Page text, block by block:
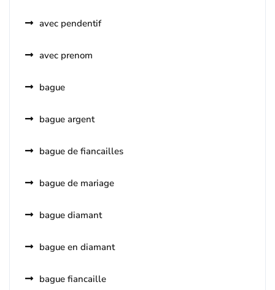
avec pendentif
avec prenom
bague
bague argent
bague de fiancailles
bague de mariage
bague diamant
bague en diamant
bague fiancaille